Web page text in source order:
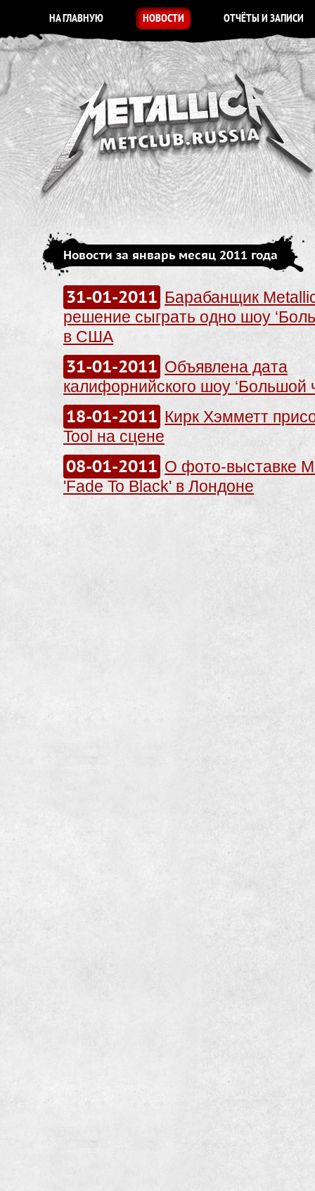
НА ГЛАВНУЮ НОВОСТИ ОТЧЁТЫ И ЗАПИСИ
Новости за январь месяц 2011 года
31-01-2011 Барабанщик
решение сыграть одно шоу
в США
31-01-2011 Объявлена дата
калифорнийского шоу ‘Большой
18-01-2011 Кирк Хэмметт
Tool на сцене
08-01-2011 О фото-выставке
'Fade To Black' в Лондоне